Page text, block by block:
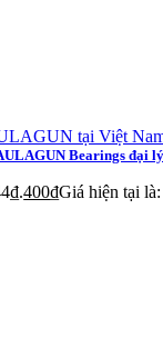
tại Việt
Bearings đại
400₫Giá hiện tại